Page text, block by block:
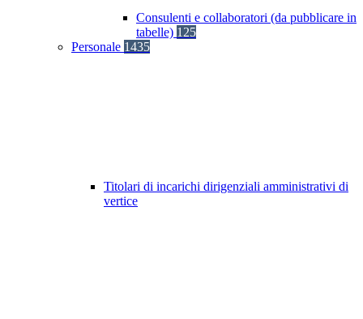
Consulenti e collaboratori (da pubblicare in
tabelle) 125
Personale 1435
Titolari di incarichi dirigenziali amministrativi di
vertice